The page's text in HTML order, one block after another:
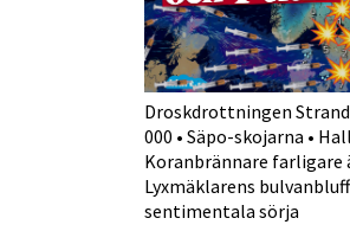
Droskdrottningen
000 • Säpo-skojarna •
Koranbrännare farligare
Lyxmäklarens
sentimentala sörja